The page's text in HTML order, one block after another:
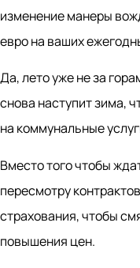
изменение манеры
евро на ваших
Да, лето уже не за
снова наступит зима,
на коммунальные
Вместо того чтобы
пересмотру
страхования, чтобы
повышения цен.